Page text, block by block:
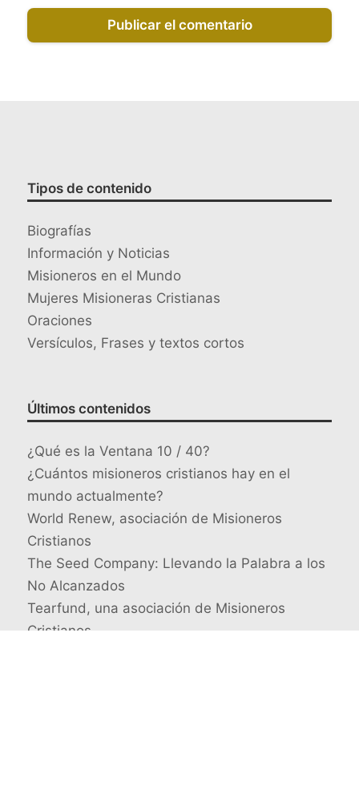
Tipos de contenido
Biografías
Información y Noticias
Misioneros en el Mundo
Mujeres Misioneras Cristianas
Oraciones
Versículos, Frases y textos cortos
Últimos contenidos
¿Qué es la Ventana 10 / 40?
¿Cuántos misioneros cristianos hay en el
mundo actualmente?
World Renew, asociación de Misioneros
Cristianos
The Seed Company: Llevando la Palabra a los
No Alcanzados
Tearfund, una asociación de Misioneros
Cristianos